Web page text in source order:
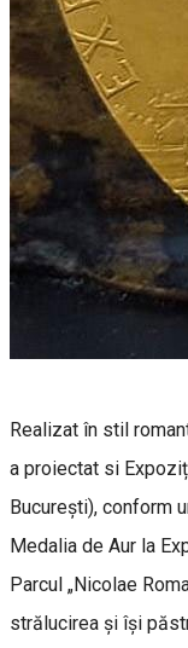
Realizat în stil
a proiectat si
București), conform
Medalia de Aur la
Parcul „Nicolae
strălucirea și își